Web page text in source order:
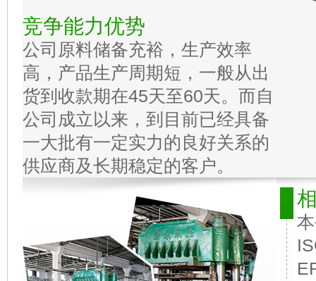
竞争能力优势
公司原料储备充裕，生产效率
高，产品生产周期短，一般从出
货到收款期在45天至60天。而自
公司成立以来，到目前已经具备
一大批有一定实力的良好关系的
供应商及长期稳定的客户。